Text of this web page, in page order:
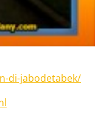
di-jabodetabek/